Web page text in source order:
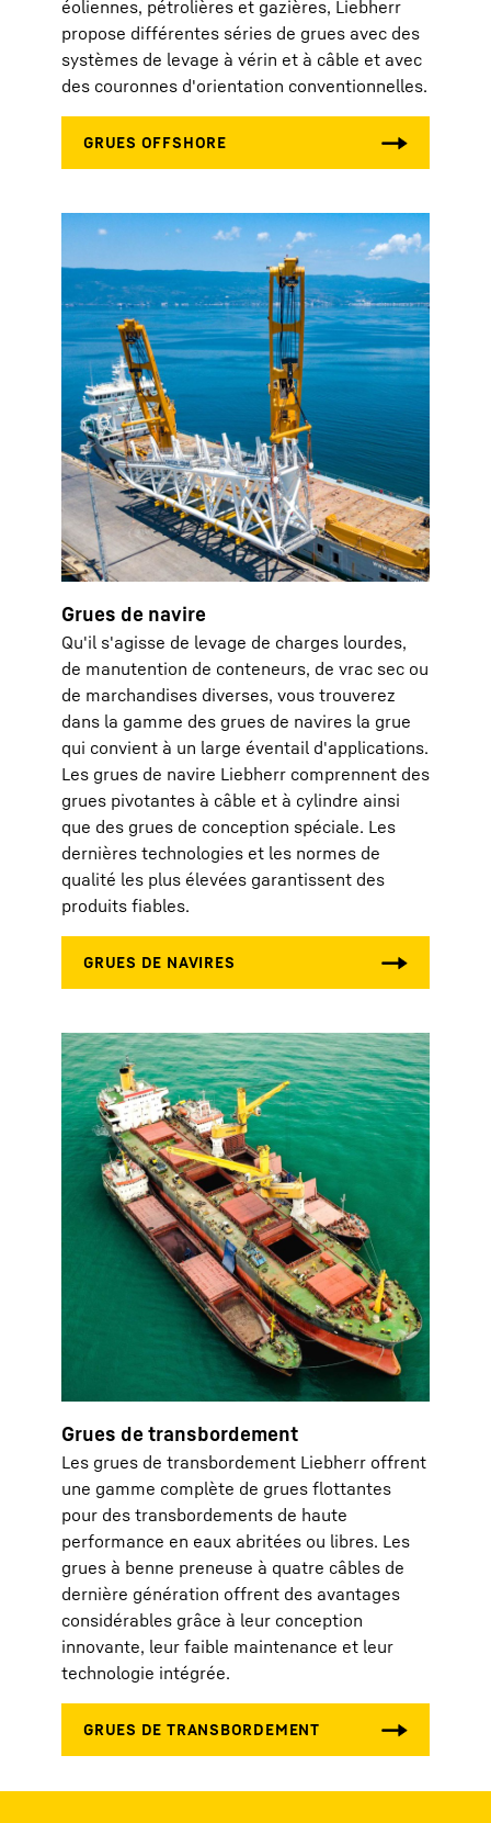
éoliennes, pétrolières et gazières, Liebherr
propose différentes séries de grues avec des
systèmes de levage à vérin et à câble et avec
des couronnes d'orientation conventionnelles.
Grues de navire
Qu'il s'agisse de levage de charges lourdes,
de manutention de conteneurs, de vrac sec ou
de marchandises diverses, vous trouverez
dans la gamme des grues de navires la grue
qui convient à un large éventail d'applications.
Les grues de navire Liebherr comprennent des
grues pivotantes à câble et à cylindre ainsi
que des grues de conception spéciale. Les
dernières technologies et les normes de
qualité les plus élevées garantissent des
produits fiables.
Grues de transbordement
Les grues de transbordement Liebherr offrent
une gamme complète de grues flottantes
pour des transbordements de haute
performance en eaux abritées ou libres. Les
grues à benne preneuse à quatre câbles de
dernière génération offrent des avantages
considérables grâce à leur conception
innovante, leur faible maintenance et leur
technologie intégrée.